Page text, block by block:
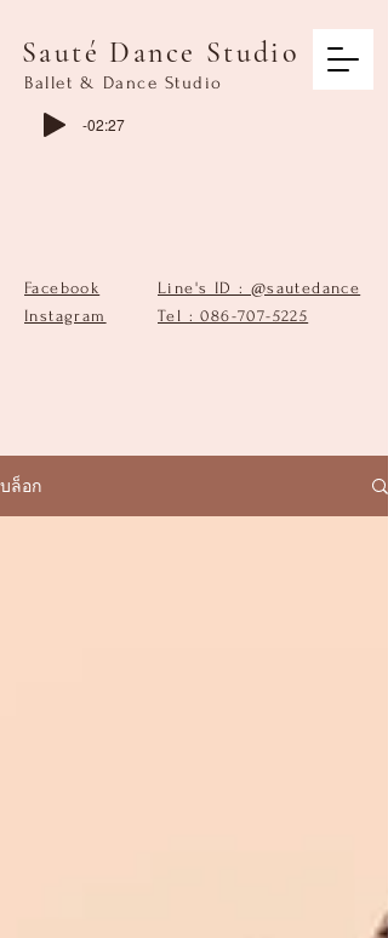
Sauté Dance Studio
Ballet & Dance Studio
-02:27
Facebook
Instagram
Line's ID : @sautedance
Tel : 086-707-5225
บล็อก